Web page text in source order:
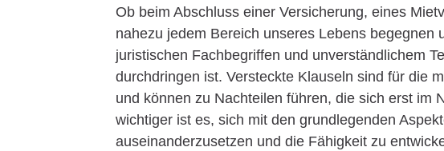
Ob beim Abschluss einer Versicherung, eines
nahezu jedem Bereich unseres Lebens begegnen
juristischen Fachbegriffen und unverständlichem
durchdringen ist. Versteckte Klauseln sind für die
und können zu Nachteilen führen, die sich erst im
wichtiger ist es, sich mit den grundlegenden
auseinanderzusetzen und die Fähigkeit zu